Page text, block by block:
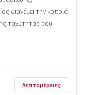
διανέμει την κοπριά
ταχύτητας του
Λεπτομέρειες